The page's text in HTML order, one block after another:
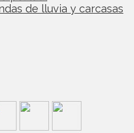
de lluvia y carcasas